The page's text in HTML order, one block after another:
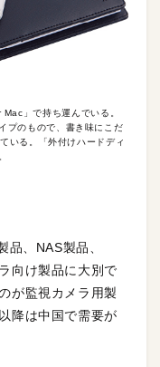
」で持ち運んでいる。
プのもので、書き味にこだ
いる。「外付けハードディ
品、NAS製品、
向け製品に大別で
が監視カメラ用製
降は中国で需要が